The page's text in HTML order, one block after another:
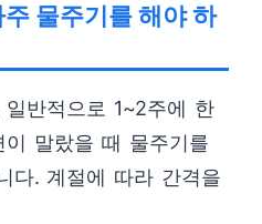
물주기를 해야 하
반적으로 1~2주에 한
말랐을 때 물주기를
다. 계절에 따라 간격을